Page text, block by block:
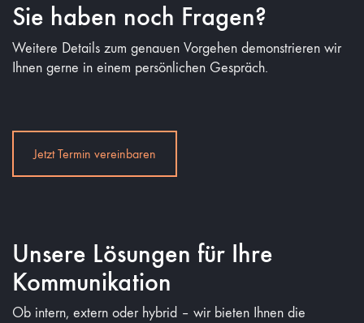
Sie haben noch Fragen?
Weitere Details zum genauen Vorgehen demonstrieren wir
Ihnen gerne in einem persönlichen Gespräch.
Jetzt Termin vereinbaren
Unsere Lösungen für Ihre
Kommunikation
Ob intern, extern oder hybrid – wir bieten Ihnen die